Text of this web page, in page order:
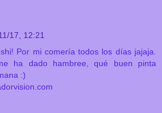
17, 12:21
Por mi comería todos los días jajaja.
ha dado hambree, qué buen pinta
:)